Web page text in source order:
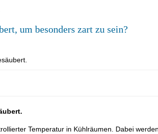
um besonders zart zu sein?
Temperatur in Kühlräumen. Dabei